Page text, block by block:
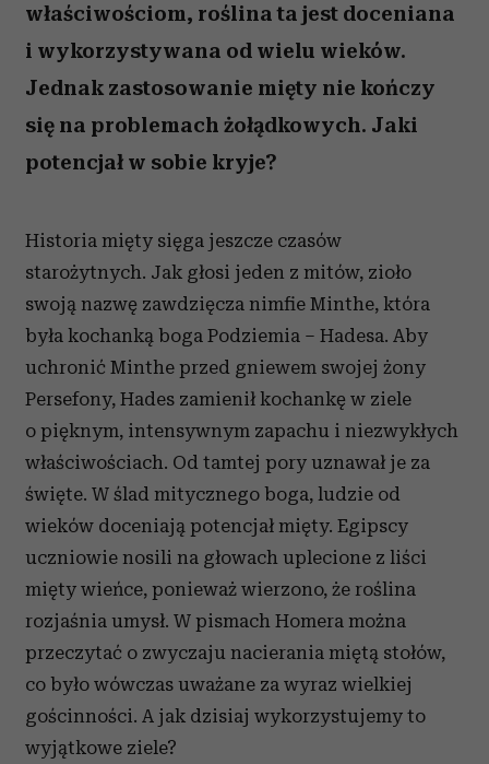
właściwościom, roślina ta jest doceniana
i wykorzystywana od wielu wieków.
Jednak zastosowanie mięty nie kończy
się na problemach żołądkowych. Jaki
potencjał w sobie kryje?
Historia mięty sięga jeszcze czasów
starożytnych. Jak głosi jeden z mitów, zioło
swoją nazwę zawdzięcza nimfie Minthe, która
była kochanką boga Podziemia – Hadesa. Aby
uchronić Minthe przed gniewem swojej żony
Persefony, Hades zamienił kochankę w ziele
o pięknym, intensywnym zapachu i niezwykłych
właściwościach. Od tamtej pory uznawał je za
święte. W ślad mitycznego boga, ludzie od
wieków doceniają potencjał mięty. Egipscy
uczniowie nosili na głowach uplecione z liści
mięty wieńce, ponieważ wierzono, że roślina
rozjaśnia umysł. W pismach Homera można
przeczytać o zwyczaju nacierania miętą stołów,
co było wówczas uważane za wyraz wielkiej
gościnności. A jak dzisiaj wykorzystujemy to
wyjątkowe ziele?